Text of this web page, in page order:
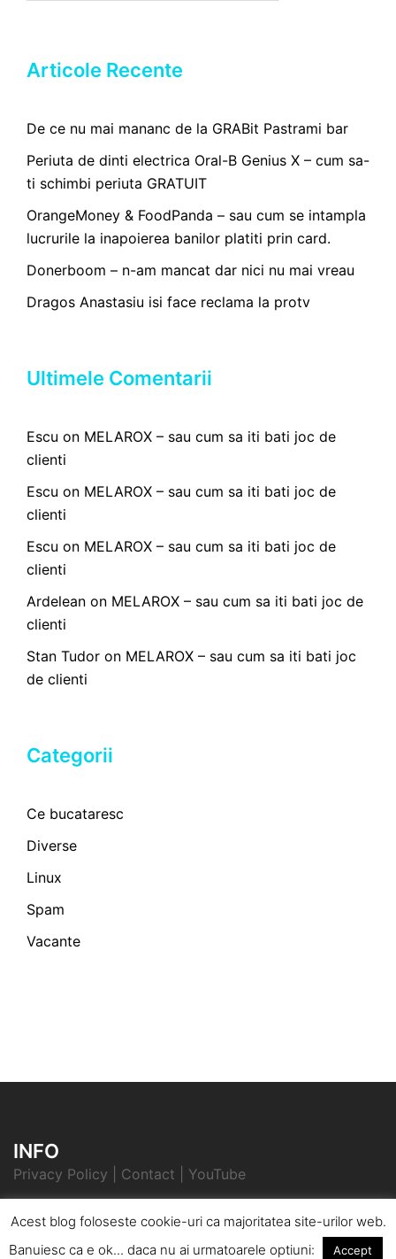
Articole Recente
De ce nu mai mananc de la GRABit Pastrami bar
Periuta de dinti electrica Oral-B Genius X – cum sa-
ti schimbi periuta GRATUIT
OrangeMoney & FoodPanda – sau cum se intampla
lucrurile la inapoierea banilor platiti prin card.
Donerboom – n-am mancat dar nici nu mai vreau
Dragos Anastasiu isi face reclama la protv
Ultimele Comentarii
Escu on MELAROX – sau cum sa iti bati joc de
clienti
Escu on MELAROX – sau cum sa iti bati joc de
clienti
Escu on MELAROX – sau cum sa iti bati joc de
clienti
Ardelean on MELAROX – sau cum sa iti bati joc de
clienti
Stan Tudor on MELAROX – sau cum sa iti bati joc
de clienti
Categorii
Ce bucataresc
Diverse
Linux
Spam
Vacante
INFO
Privacy Policy Contact YouTube
Acest blog foloseste cookie-uri ca majoritatea site-urilor web.
Banuiesc ca e ok... daca nu ai urmatoarele optiuni:
Accept